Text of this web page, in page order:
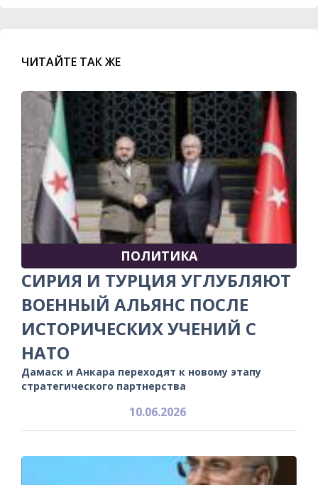
ЧИТАЙТЕ ТАК ЖЕ
ПОЛИТИКА
СИРИЯ И ТУРЦИЯ УГЛУБЛЯЮТ
ВОЕННЫЙ АЛЬЯНС ПОСЛЕ
ИСТОРИЧЕСКИХ УЧЕНИЙ С
НАТО
Дамаск и Анкара переходят к новому этапу
стратегического партнерства
10.06.2026